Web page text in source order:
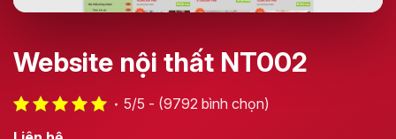
Website nội thất NT002
5/5 - (9792 bình chọn)